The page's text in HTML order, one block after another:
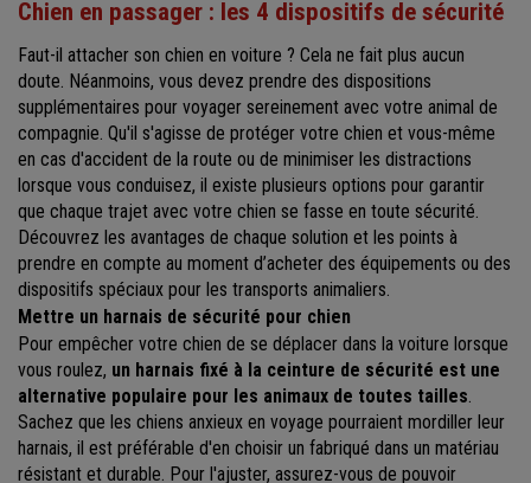
Chien en passager : les 4 dispositifs de sécurité
Faut-il attacher son chien en voiture ? Cela ne fait plus aucun
doute. Néanmoins, vous devez prendre des dispositions
supplémentaires pour voyager sereinement avec votre animal de
compagnie. Qu'il s'agisse de protéger votre chien et vous-même
en cas d'accident de la route ou de minimiser les distractions
lorsque vous conduisez, il existe plusieurs options pour garantir
que chaque trajet avec votre chien se fasse en toute sécurité.
Découvrez les avantages de chaque solution et les points à
prendre en compte au moment d’acheter des équipements ou des
dispositifs spéciaux pour les transports animaliers.
Mettre un harnais de sécurité pour chien
Pour empêcher votre chien de se déplacer dans la voiture lorsque
vous roulez, un harnais fixé à la ceinture de sécurité est une
alternative populaire pour les animaux de toutes tailles.
Sachez que les chiens anxieux en voyage pourraient mordiller leur
harnais, il est préférable d'en choisir un fabriqué dans un matériau
résistant et durable. Pour l'ajuster, assurez-vous de pouvoir